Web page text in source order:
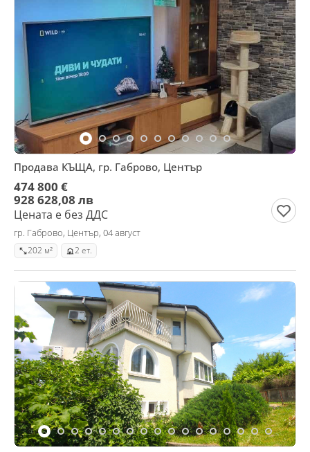
Продава КЪЩА, гр. Габрово, Център
474 800 €
928 628,08 лв
Цената е без ДДС
гр. Габрово, Център, 04 август
202 м² 2 ет.